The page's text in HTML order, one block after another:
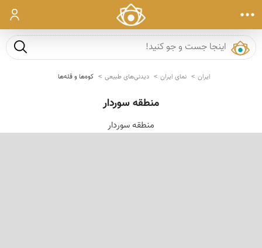
ورود
جست و
ایران نمای ایران دیدنی‌های طبیعی کوه‌ها و قله‌ها
منطقه سوردار
منطقه سوردار